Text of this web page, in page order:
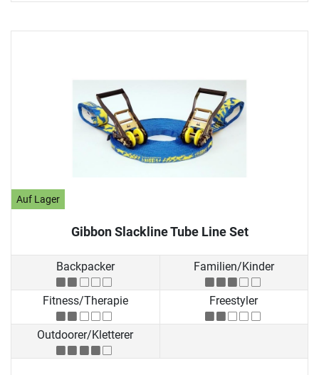
Auf Lager
Gibbon Slackline Tube Line Set
Backpacker Familien/Kinder
Fitness/Therapie Freestyler
Outdoorer/Kletterer